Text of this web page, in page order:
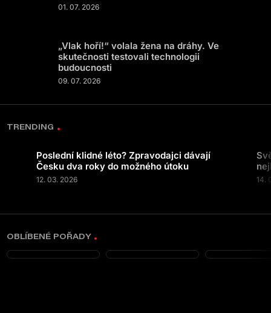
01. 07. 2026
„Vlak hoří!“ volala žena na dráhy. Ve
skutečnosti testovali technologii
budoucnosti
09. 07. 2026
TRENDING
Poslední klidné léto? Zpravodajci dávají
Česku dva roky do možného útoku
12. 03. 2026 14.
OBLÍBENÉ POŘADY